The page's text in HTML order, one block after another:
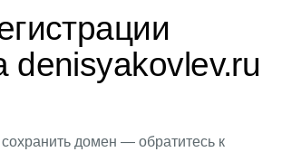
denisyakovlev.ru
домен — обратитесь к